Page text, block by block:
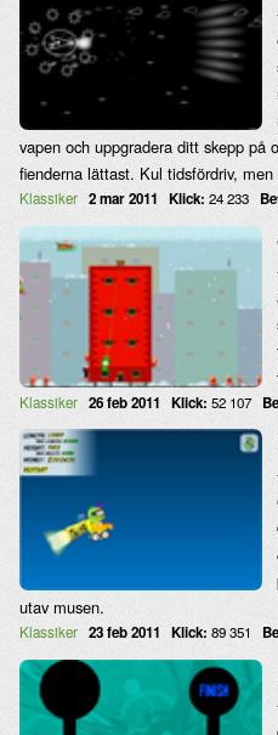
vapen och uppgradera ditt skepp på
fienderna lättast. Kul tidsfördriv,
Klassiker 2 mar 2011 Klick: 24 233
Klassiker 26 feb 2011 Klick: 52 107
utav musen.
Klassiker 23 feb 2011 Klick: 89 351